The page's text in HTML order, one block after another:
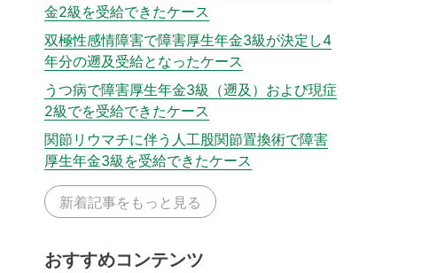
金2級を受給できたケース
双極性感情障害で障害厚生年金3級が決定し4
年分の遡及受給となったケース
うつ病で障害厚生年金3級（遡及）および現症
2級でを受給できたケース
関節リウマチに伴う人工股関節置換術で障害
厚生年金3級を受給できたケース
新着記事をもっと見る
おすすめコンテンツ